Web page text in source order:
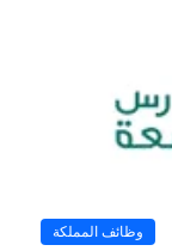
وظائف المملكة